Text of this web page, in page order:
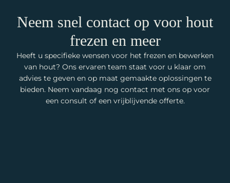
Neem snel contact op voor hout
frezen en meer
Heeft u specifieke wensen voor het frezen en bewerken
van hout? Ons ervaren team staat voor u klaar om
advies te geven en op maat gemaakte oplossingen te
bieden. Neem vandaag nog contact met ons op voor
een consult of een vrijblijvende offerte.